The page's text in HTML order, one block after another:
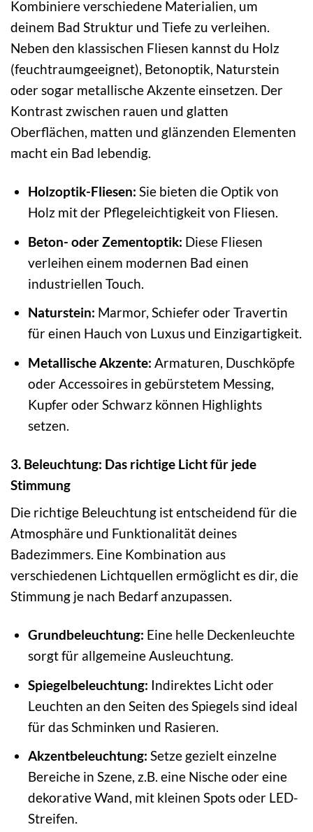
Kombiniere verschiedene Materialien, um
deinem Bad Struktur und Tiefe zu verleihen.
Neben den klassischen Fliesen kannst du Holz
(feuchtraumgeeignet), Betonoptik, Naturstein
oder sogar metallische Akzente einsetzen. Der
Kontrast zwischen rauen und glatten
Oberflächen, matten und glänzenden Elementen
macht ein Bad lebendig.
Holzoptik-Fliesen: Sie bieten die Optik von
Holz mit der Pflegeleichtigkeit von Fliesen.
Beton- oder Zementoptik: Diese Fliesen
verleihen einem modernen Bad einen
industriellen Touch.
Naturstein: Marmor, Schiefer oder Travertin
für einen Hauch von Luxus und Einzigartigkeit.
Metallische Akzente: Armaturen, Duschköpfe
oder Accessoires in gebürstetem Messing,
Kupfer oder Schwarz können Highlights
setzen.
3. Beleuchtung: Das richtige Licht für jede
Stimmung
Die richtige Beleuchtung ist entscheidend für die
Atmosphäre und Funktionalität deines
Badezimmers. Eine Kombination aus
verschiedenen Lichtquellen ermöglicht es dir, die
Stimmung je nach Bedarf anzupassen.
Grundbeleuchtung: Eine helle Deckenleuchte
sorgt für allgemeine Ausleuchtung.
Spiegelbeleuchtung: Indirektes Licht oder
Leuchten an den Seiten des Spiegels sind ideal
für das Schminken und Rasieren.
Akzentbeleuchtung: Setze gezielt einzelne
Bereiche in Szene, z.B. eine Nische oder eine
dekorative Wand, mit kleinen Spots oder LED-
Streifen.